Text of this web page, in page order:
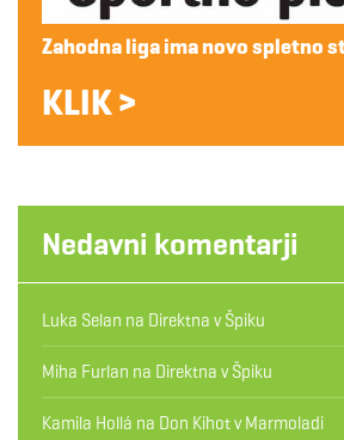
Zahodna liga ima novo spletno
KLIK >
Nedavni komentarji
Luka Selan na Direktna v Špiku
Miha Furlan na Direktna v Špiku
Kamila Hollá na Don Kihot v Marmoladi